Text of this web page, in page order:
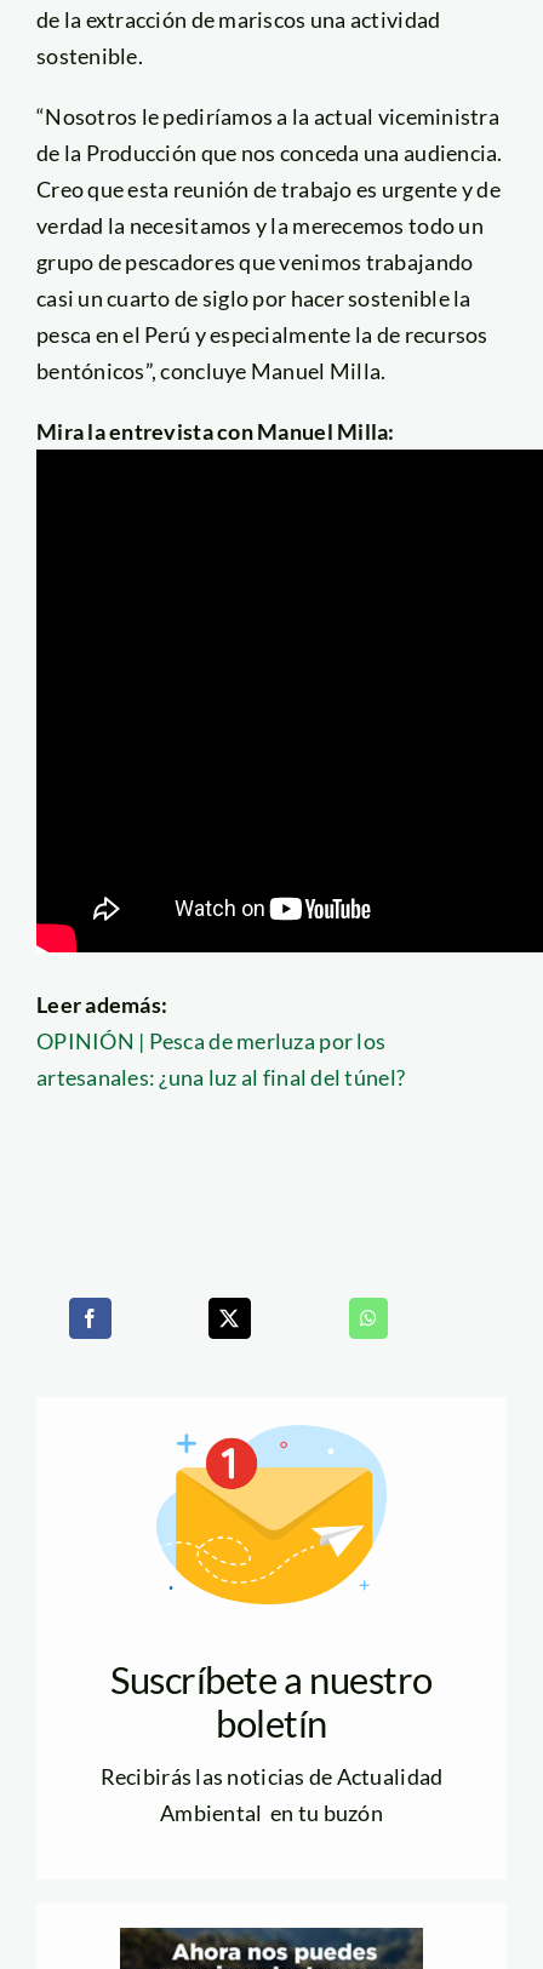
de la extracción de mariscos una actividad
sostenible.
“Nosotros le pediríamos a la actual viceministra
de la Producción que nos conceda una audiencia.
Creo que esta reunión de trabajo es urgente y de
verdad la necesitamos y la merecemos todo un
grupo de pescadores que venimos trabajando
casi un cuarto de siglo por hacer sostenible la
pesca en el Perú y especialmente la de recursos
bentónicos”, concluye Manuel Milla.
Mira la entrevista con Manuel Milla:
Leer además:
OPINIÓN | Pesca de merluza por los
artesanales: ¿una luz al final del túnel?
Suscríbete a nuestro
boletín
Recibirás las noticias de Actualidad
Ambiental en tu buzón